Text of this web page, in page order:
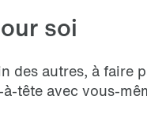
soi
des autres, à
tête avec vous-